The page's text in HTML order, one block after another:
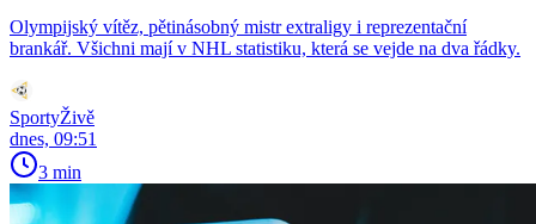
Olympijský vítěz, pětinásobný mistr extraligy i reprezentační
brankář. Všichni mají v NHL statistiku, která se vejde na dva řádky.
SportyŽivě
dnes, 09:51
3 min